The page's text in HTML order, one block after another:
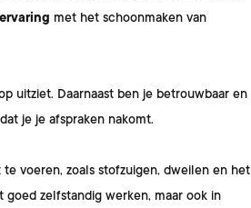
met het schoonmaken van
uitziet. Daarnaast ben je betrouwbaar en
je je afspraken nakomt.
voeren, zoals stofzuigen, dweilen en het
zelfstandig werken, maar ook in